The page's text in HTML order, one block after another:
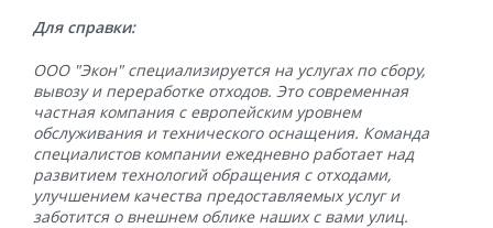
Для справки:
ООО "Экон" специализируется на услугах по сбору,
вывозу и переработке отходов. Это современная
частная компания с европейским уровнем
обслуживания и технического оснащения. Команда
специалистов компании ежедневно работает над
развитием технологий обращения с отходами,
улучшением качества предоставляемых услуг и
заботится о внешнем облике наших с вами улиц.